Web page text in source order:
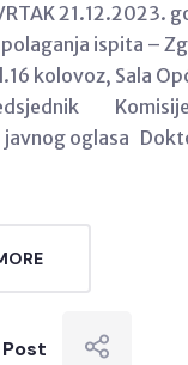
21.12.2023.
ispita –
kolovoz, Sala
Komisije
javnog oglasa